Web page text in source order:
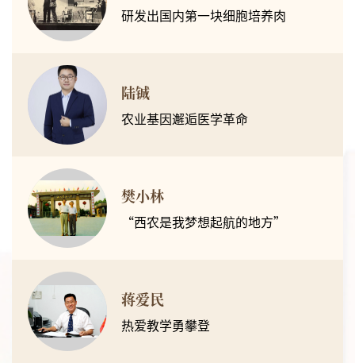
研发出国内第一块细胞培养肉
陆铖
农业基因邂逅医学革命
樊小林
“西农是我梦想起航的地方”
蒋爱民
热爱教学勇攀登